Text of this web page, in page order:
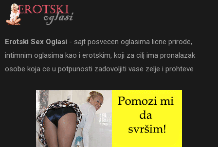
Erotski Sex Oglasi - sajt posvecen oglasima licne prirode,
intimnim oglasima kao i erotskim, koji za cilj ima pronalazak
osobe koja ce u potpunosti zadovoljiti vase zelje i prohteve